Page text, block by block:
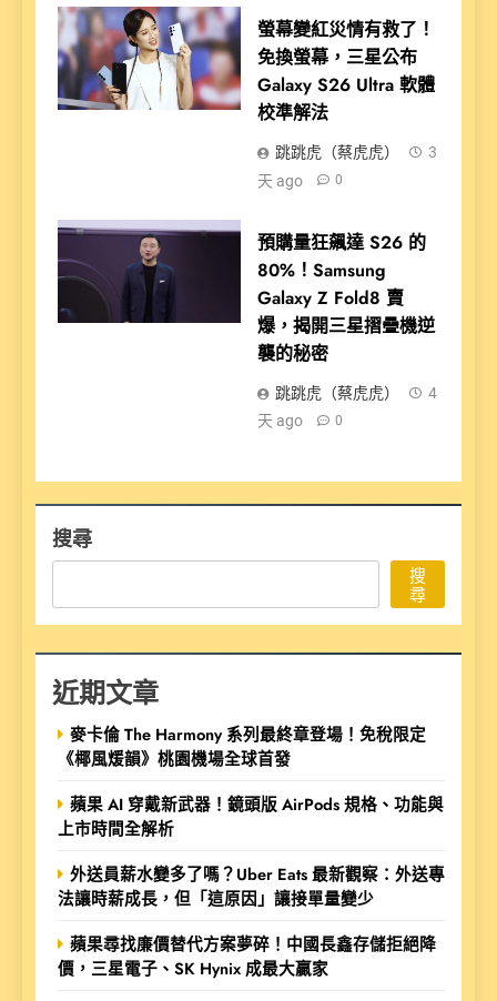
螢幕變紅災情有救了！
免換螢幕，三星公布
Galaxy S26 Ultra 軟體
校準解法
跳跳虎（蔡虎虎）
3
天 ago
0
預購量狂飆達 S26 的
80%！Samsung
Galaxy Z Fold8 賣
爆，揭開三星摺疊機逆
襲的秘密
跳跳虎（蔡虎虎）
4
天 ago
0
搜尋
搜
尋
近期文章
麥卡倫 The Harmony 系列最終章登場！免稅限定
《椰風煖韻》桃園機場全球首發
蘋果 AI 穿戴新武器！鏡頭版 AirPods 規格、功能與
上市時間全解析
外送員薪水變多了嗎？Uber Eats 最新觀察：外送專
法讓時薪成長，但「這原因」讓接單量變少
蘋果尋找廉價替代方案夢碎！中國長鑫存儲拒絕降
價，三星電子、SK Hynix 成最大贏家